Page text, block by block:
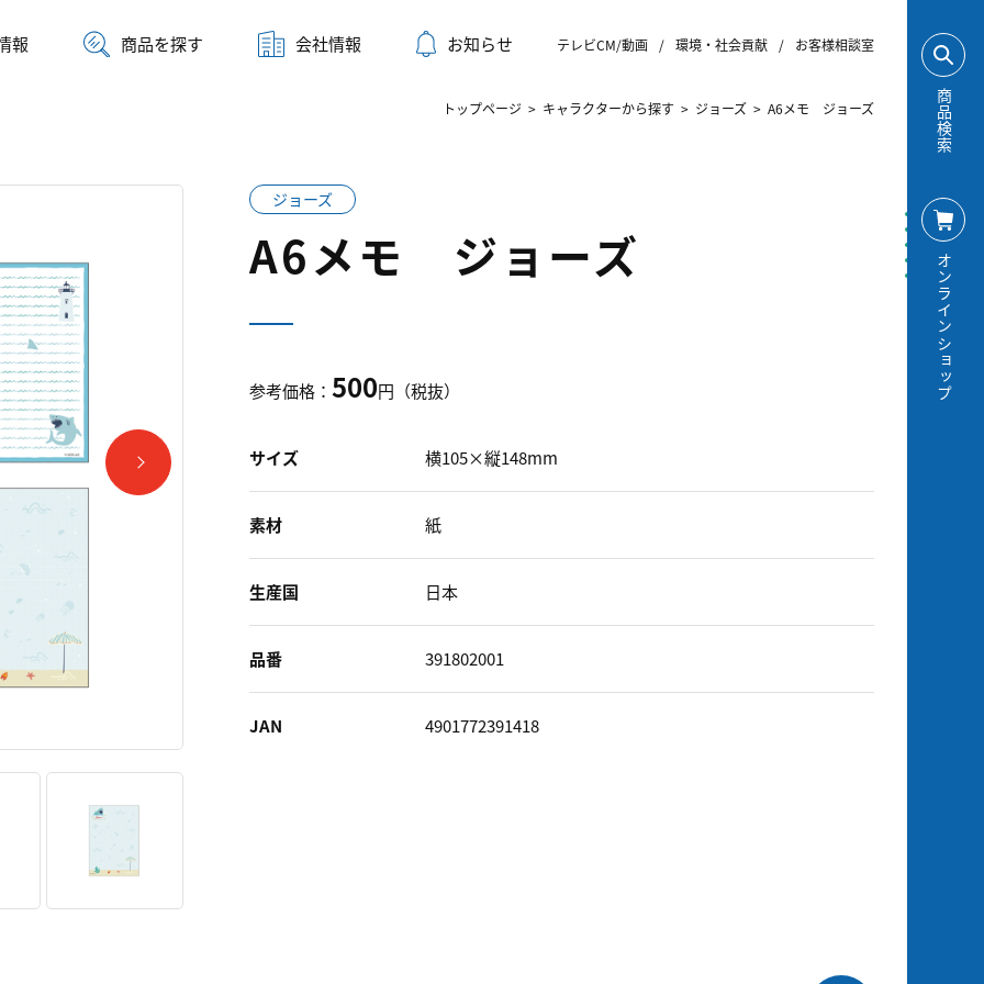
報 商品を探す 会社情報 お知らせ テレビCM/動画 / 環境・社会貢献 / お客様相談室
トップページ > キャラクターから探す > ジョーズ > A6メモ ジョーズ
ジョーズ
A6メモ ジョーズ
参考価格： 500円（税抜）
サイズ 横105×縦148mm
素材 紙
生産国 日本
品番 391802001
JAN 4901772391418
商品検索
オンラインショップ